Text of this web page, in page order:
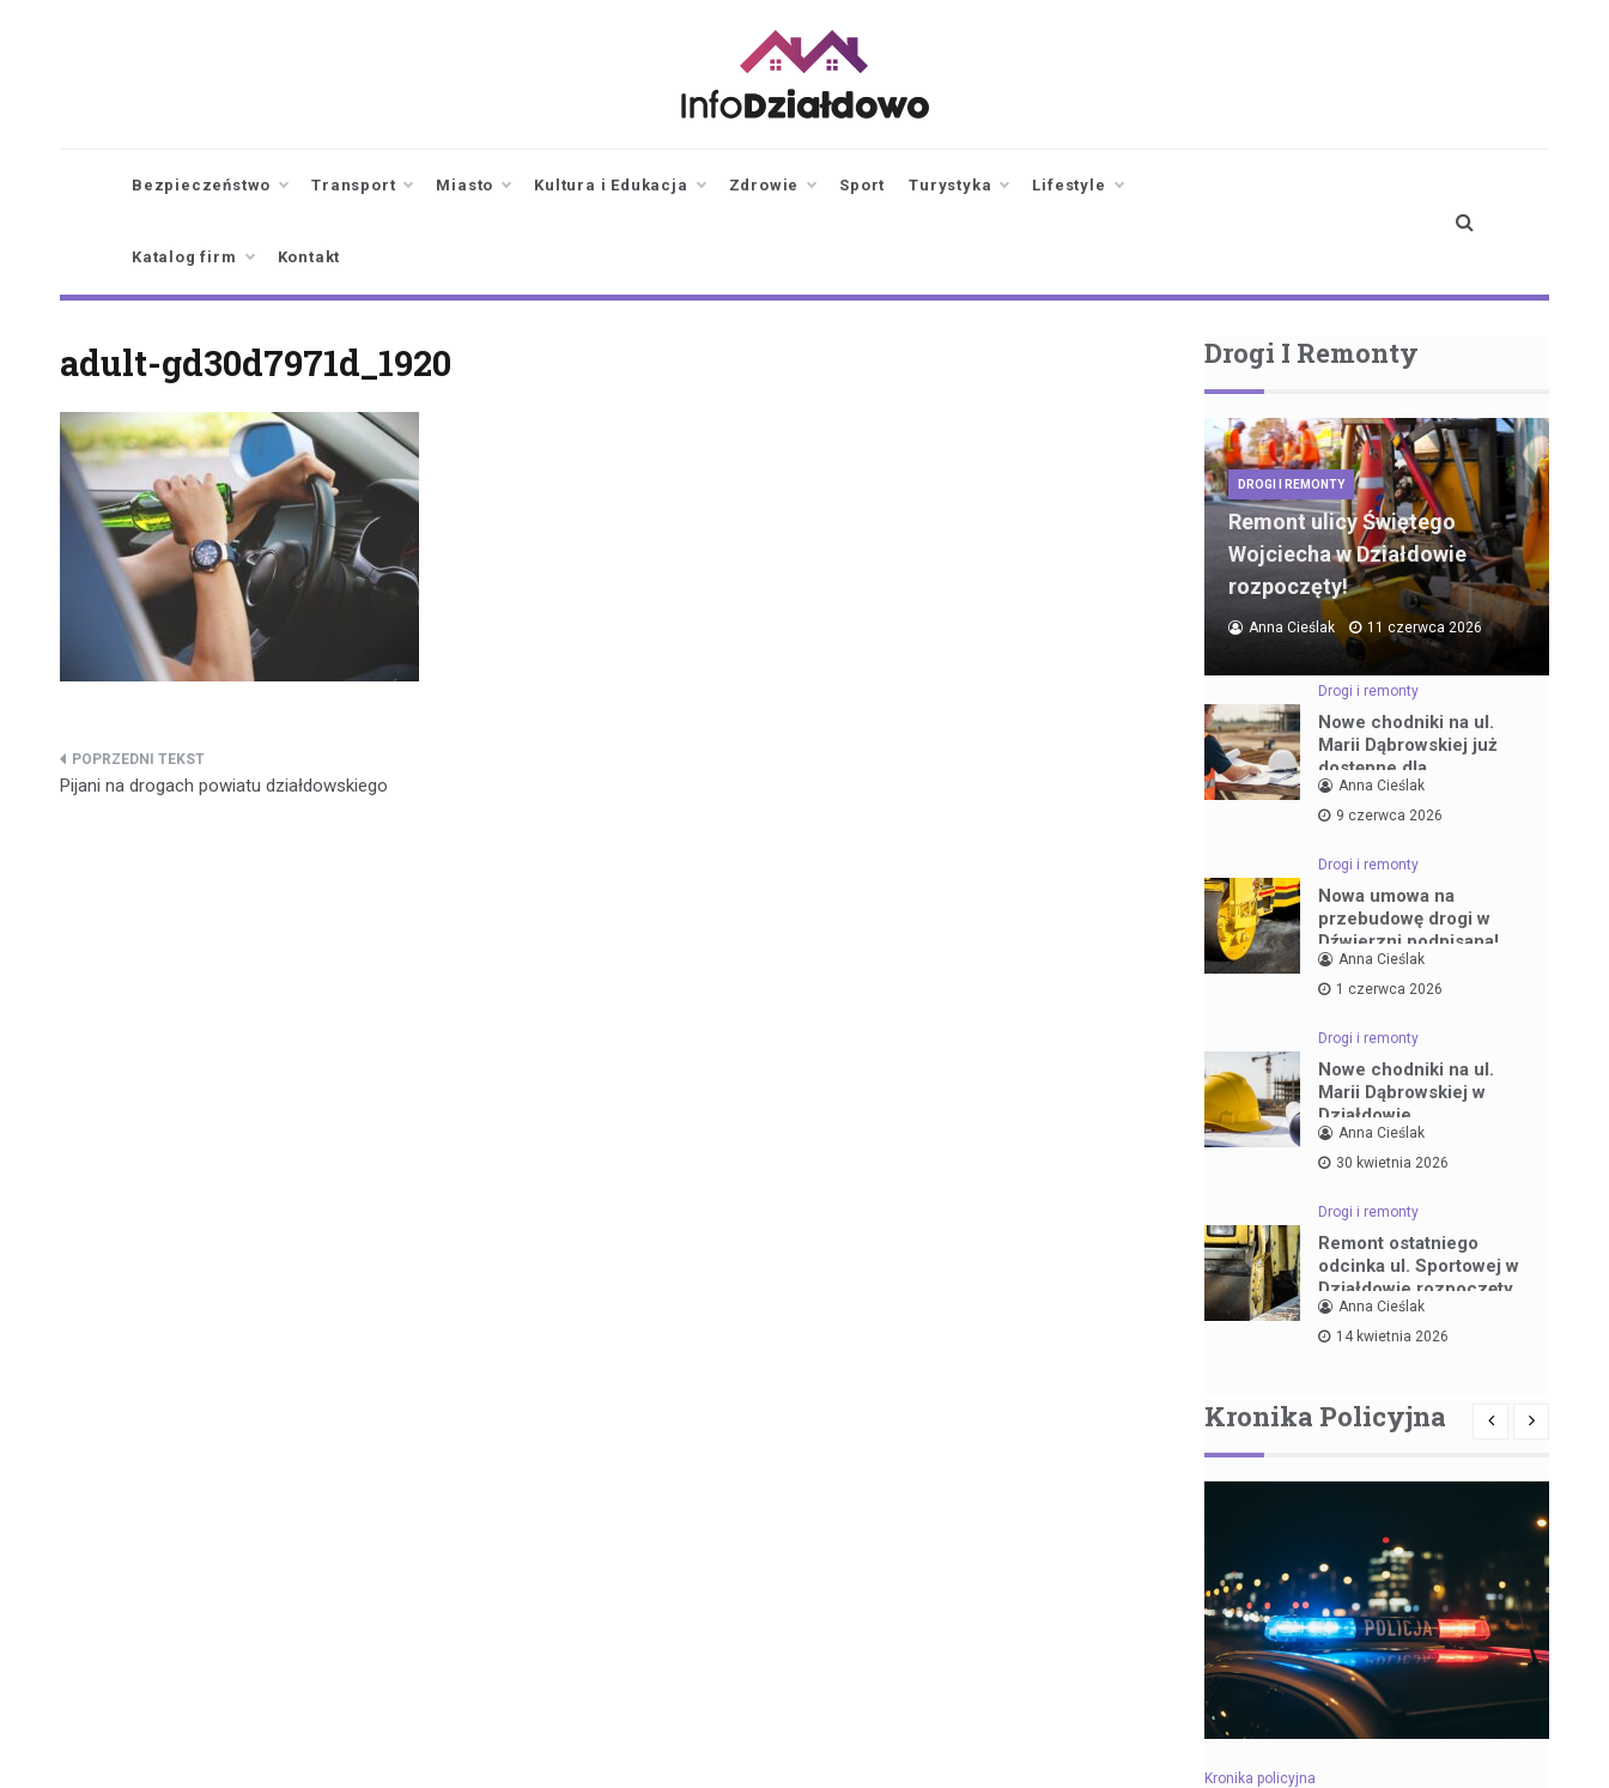
Bezpieczeństwo Transport Miasto Kultura i Edukacja Zdrowie Sport Turystyka Lifestyle
Katalog firm Kontakt
adult-gd30d7971d_1920
Nawigacja
Pijani na drogach powiatu działdowskiego
Drogi I Remonty
DROGI I REMONTY
Remont ulicy Świętego
Wojciecha w Działdowie
rozpoczęty!
Anna Cieślak 11 czerwca 2026
Drogi i remonty
Nowe chodniki na ul.
Marii Dąbrowskiej już
dostępne dla
mieszkańców
Anna Cieślak
9 czerwca 2026
Drogi i remonty
Nowa umowa na
przebudowę drogi w
Dźwierzni podpisana!
Anna Cieślak
1 czerwca 2026
Drogi i remonty
Nowe chodniki na ul.
Marii Dąbrowskiej w
Działdowie
Anna Cieślak
30 kwietnia 2026
Drogi i remonty
Remont ostatniego
odcinka ul. Sportowej w
Działdowie rozpoczęty
Anna Cieślak
14 kwietnia 2026
Kronika Policyjna
Kronika policyjna